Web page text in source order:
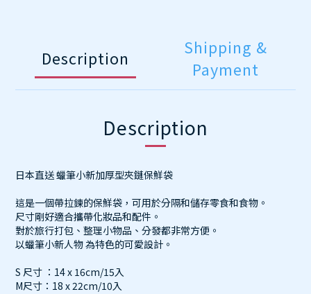
Description
Shipping &
Payment
Description
日本直送 蠟筆小新加厚型夾鏈保鮮袋
這是一個帶拉鍊的保鮮袋，可用於分隔和儲存零食和食物。
尺寸剛好適合攜帶化妝品和配件。
對於旅行打包、整理小物品、分發都非常方便。
以蠟筆小新人物 為特色的可愛設計。
S 尺寸 ：14 x 16cm/15入
M尺寸：18 x 22cm/10入